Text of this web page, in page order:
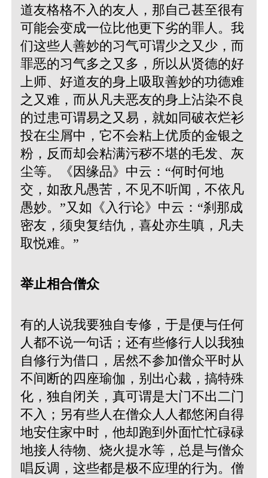
道友格格不入的友人，那自己甚至很有
可能会变成一位比他更下劣的罪人。我
们这些人善妙的习气可谓少之又少，而
罪恶的习气多之又多，所以从贤德的好
上师、好道友的身上吸取善妙的功德难
之又难，而从凡夫恶友的身上沾染不良
的过患可谓易之又易，就如同破衣烂衫
投在尘屑中，它不会粘上优质的金银之
粉，反而却会粘满污秽不堪的毛发、灰
尘等。
《因缘品》中云：“何时何地
交，如敌凡愚苦，不见不听闻，不依凡
愚妙。”又如《入行论》中云：“刹那成
密友，须臾复结仇，喜处亦生嗔，凡夫
取悦难。”
举止相合僧众
有的人说我要独自专修，于是便与任何
人都不说一句话；还有些修行人以我独
自修行为借口，居然不参加僧众平时从
不间断的四座瑜伽，别出心裁，搞特殊
化，独自闭关，真可谓是大门不出二门
不入；另有些人在僧众人人都悠闲自得
地安住家中时，他却跑到外面忙忙碌碌
地接人待物、烧火提水等，总是与僧众
唱反调，这些都是极不应理的行为。僧